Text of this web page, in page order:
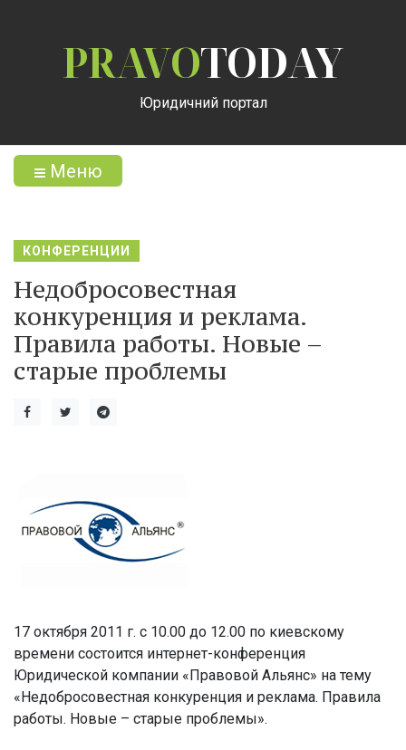
PRAVOTODAY
Юридичний портал
Меню
КОНФЕРЕНЦИИ
Недобросовестная
конкуренция и реклама.
Правила работы. Новые –
старые проблемы
17 октября 2011 г. с 10.00 до 12.00 по киевскому
времени состоится интернет-конференция
Юридической компании «Правовой Альянс» на тему
«Недобросовестная конкуренция и реклама. Правила
работы. Новые – старые проблемы».